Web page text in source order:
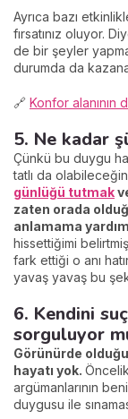
Ayrıca bazı
fırsatınız oluyor.
de bir şeyler
durumda da
🔗 Konfor alanının
5. Ne kadar
Çünkü bu duygu
tatlı da
günlüğü tutmak
zaten orada
anlamama
hissettiğimi
fark ettiği o anı
yavaş yavaş bu
6. Kendini
sorguluyor
Görünürde
hayatı yok.
argümanlarının
duygusu ile